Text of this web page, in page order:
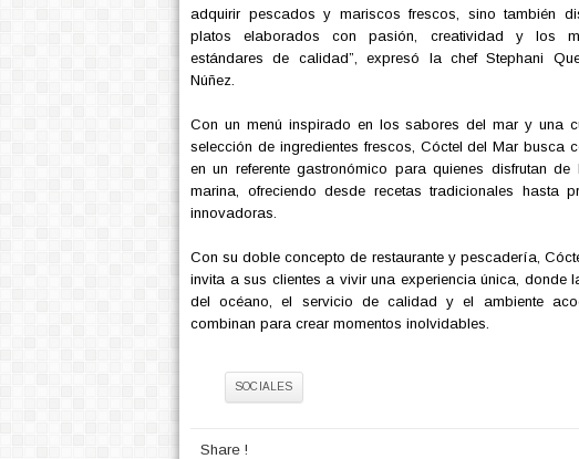
adquirir pescados y mariscos frescos, sino también
platos elaborados con pasión, creatividad y los
estándares de calidad”, expresó la chef Stephani
Núñez.
Con un menú inspirado en los sabores del mar y una
selección de ingredientes frescos, Cóctel del Mar busca
en un referente gastronómico para quienes disfrutan de
marina, ofreciendo desde recetas tradicionales hasta
innovadoras.
Con su doble concepto de restaurante y pescadería,
invita a sus clientes a vivir una experiencia única, donde
del océano, el servicio de calidad y el ambiente
combinan para crear momentos inolvidables.
SOCIALES
Share !